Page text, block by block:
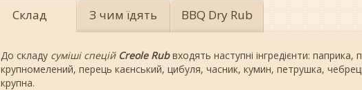
Склад З чим їдять BBQ Dry Rub
До складу суміші спецій Creole Rubвходять наступні інгредієнти:
крупномелений, перець каєнський, цибуля, часник, кумин, петрушка,
крупна.